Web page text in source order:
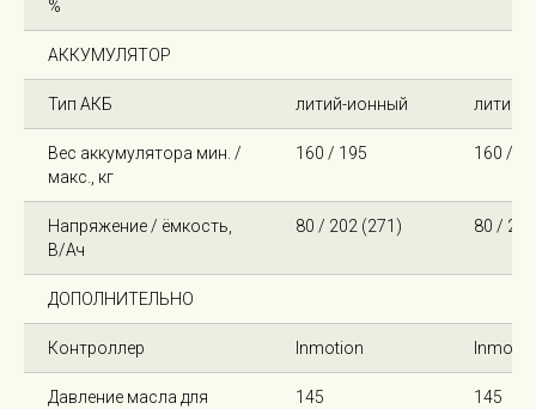
%
АККУМУЛЯТОР
Тип АКБ литий-ионный литий-
Вес аккумулятора мин. /
макс., кг
160 / 195 160 /
Напряжение / ёмкость,
В/Ач
80 / 202 (271) 80 /
ДОПОЛНИТЕЛЬНО
Контроллер Inmotion
Давление масла для
145 145